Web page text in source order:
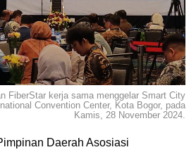
FiberStar kerja sama menggelar Smart City
Convention Center, Kota Bogor, pada
Kamis, 28 November 2024.
Daerah Asosiasi